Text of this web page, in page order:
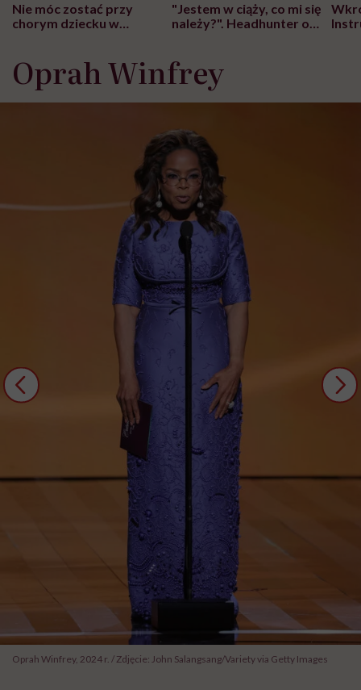
Nie móc zostać przy
chorym dziecku w
może chyba tylko
głupota i brak
wyobraźni"
"Jestem w ciąży, co mi się
należy?". Headhunter o
pracy
Oprah Winfrey
Oprah Winfrey, 2024 r. / Zdjęcie: John Salangsang/Variety via Getty Images